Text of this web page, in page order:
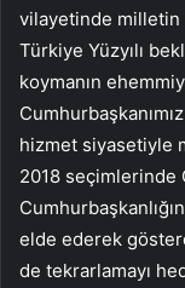
vilayetinde milletin
Türkiye Yüzyılı
koymanın
hizmet siyasetiyle
2018 seçimlerinde
elde ederek
de tekrarlamayı